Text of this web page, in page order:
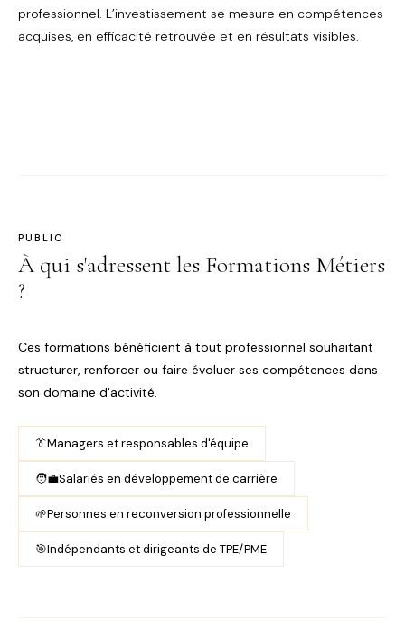
professionnel. L’investissement se mesure en compétences
acquises, en efficacité retrouvée et en résultats visibles.
PUBLIC
À qui s'adressent les Formations Métiers
?
Ces formations bénéficient à tout professionnel souhaitant
structurer, renforcer ou faire évoluer ses compétences dans
son domaine d'activité.
👔Managers et responsables d'équipe
🧑‍💼Salariés en développement de carrière
🌱Personnes en reconversion professionnelle
🎯Indépendants et dirigeants de TPE/PME